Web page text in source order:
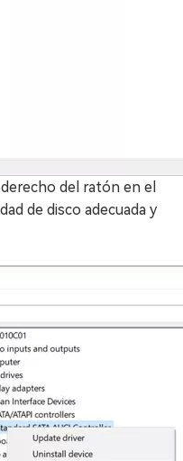
del ratón en el
de disco adecuada y